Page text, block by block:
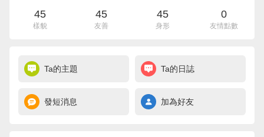
45
樣貌
45
友善
45
身形
0
友情點數
Ta的主題 Ta的日誌
發短消息 加為好友